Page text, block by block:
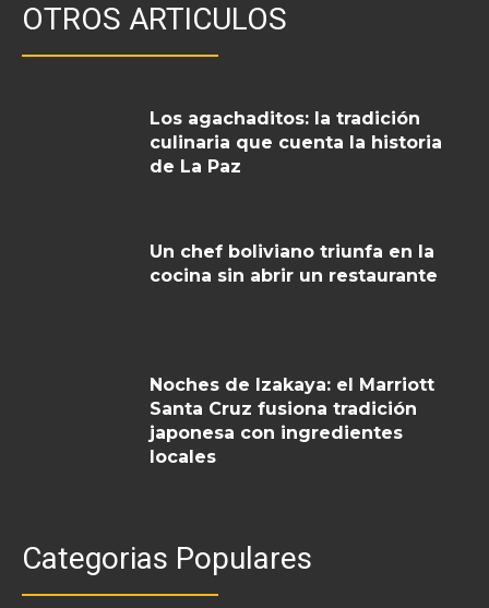
OTROS ARTICULOS
Los agachaditos: la tradición
culinaria que cuenta la historia
de La Paz
Un chef boliviano triunfa en la
cocina sin abrir un restaurante
Noches de Izakaya: el Marriott
Santa Cruz fusiona tradición
japonesa con ingredientes
locales
Categorias Populares